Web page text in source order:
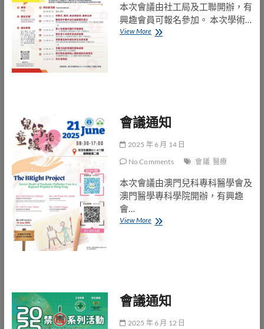
本次會議由社工局及工聯開辦，有
興趣會員可報名參加。 本次學術…
View More會
會議通知
2025 年 6 月 14 日
No Comments
會議 醫療
本次會議由澳門兒科專科醫學會及
澳門醫學專科學院開辦，有興趣
會…
View More會
會議通知
2025 年 6 月 12 日